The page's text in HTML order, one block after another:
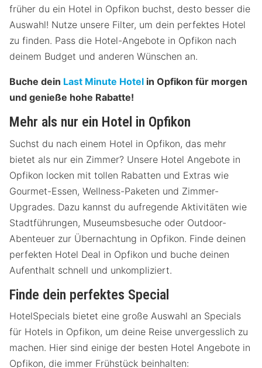
früher du ein Hotel in Opfikon buchst, desto besser die
Auswahl! Nutze unsere Filter, um dein perfektes Hotel
zu finden. Pass die Hotel-Angebote in Opfikon nach
deinem Budget und anderen Wünschen an.
Buche dein Last Minute Hotel in Opfikon für morgen
und genieße hohe Rabatte!
Mehr als nur ein Hotel in Opfikon
Suchst du nach einem Hotel in Opfikon, das mehr
bietet als nur ein Zimmer? Unsere Hotel Angebote in
Opfikon locken mit tollen Rabatten und Extras wie
Gourmet-Essen, Wellness-Paketen und Zimmer-
Upgrades. Dazu kannst du aufregende Aktivitäten wie
Stadtführungen, Museumsbesuche oder Outdoor-
Abenteuer zur Übernachtung in Opfikon. Finde deinen
perfekten Hotel Deal in Opfikon und buche deinen
Aufenthalt schnell und unkompliziert.
Finde dein perfektes Special
HotelSpecials bietet eine große Auswahl an Specials
für Hotels in Opfikon, um deine Reise unvergesslich zu
machen. Hier sind einige der besten Hotel Angebote in
Opfikon, die immer Frühstück beinhalten: